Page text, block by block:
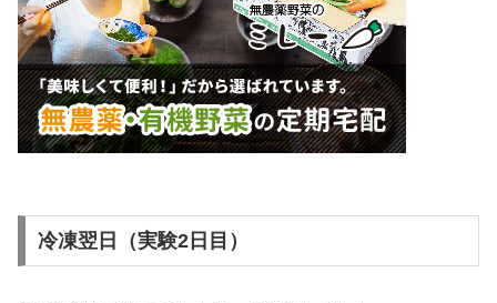
冷凍翌日（実験2日目）